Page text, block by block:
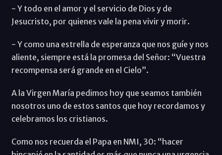
- Y todo en el amor y el servicio de Dios y de
Jesucristo, por quienes vale la pena vivir y morir.
- Y como una estrella de esperanza que nos guíe y nos
aliente, siempre está la promesa del Señor: “Vuestra
recompensa será grande en el Cielo”.
A la Virgen María pedimos hoy que seamos también
nosotros uno de estos santos que hoy recordamos y
celebramos los cristianos.
Como nos recuerda el Papa en NMI, 30: “hacer